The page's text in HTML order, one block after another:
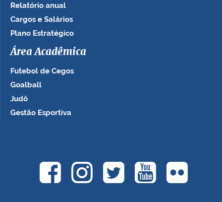
Relatório anual
Cargos e Salários
Plano Estratégico
Área Acadêmica
Futebol de Cegos
Goalball
Judô
Gestão Esportiva